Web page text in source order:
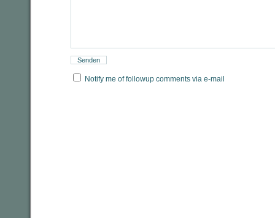
Notify me of followup comments via e-mail